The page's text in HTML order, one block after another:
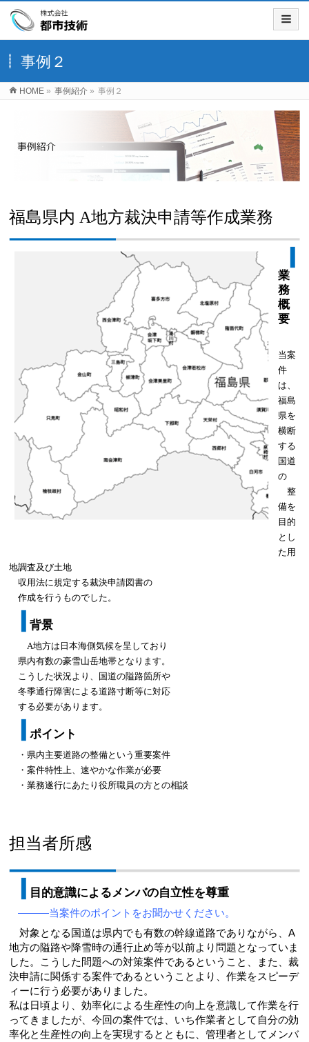
事例２
HOME » 事例紹介 » 事例２
福島県内 A地方裁決申請等作成業務
業
務
概
要
当案
件
は、
福島
県を
横断
する
国道
の
整
備を
目的
とし
た用
地調査及び土地
収用法に規定する裁決申請図書の
作成を行うものでした。
背景
A地方は日本海側気候を呈しており
県内有数の豪雪山岳地帯となります。
こうした状況より、国道の隘路箇所や
冬季通行障害による道路寸断等に対応
する必要があります。
ポイント
・県内主要道路の整備という重要案件
・案件特性上、速やかな作業が必要
・業務遂行にあたり役所職員の方との相談
担当者所感
目的意識によるメンバの自立性を尊重
―――当案件のポイントをお聞かせください。
対象となる国道は県内でも有数の幹線道路でありながら、A
地方の隘路や降雪時の通行止め等が以前より問題となっていま
した。こうした問題への対策案件であるということ、また、裁
決申請に関係する案件であるということより、作業をスピーデ
ィーに行う必要がありました。
私は日頃より、効率化による生産性の向上を意識して作業を行
ってきましたが、今回の案件では、いち作業者として自分の効
率化と生産性の向上を実現するとともに、管理者としてメンバ